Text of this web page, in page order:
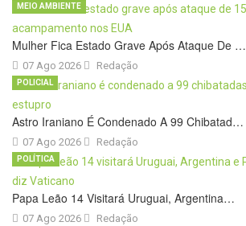
Mulher Fica Estado Grave Após Ataque De …
07 Ago 2026
MEIO AMBIENTE
Redação
Astro Iraniano É Condenado A 99 Chibatad…
07 Ago 2026
POLICIAL
Redação
Papa Leão 14 Visitará Uruguai, Argentina…
07 Ago 2026
POLÍTICA
Redação